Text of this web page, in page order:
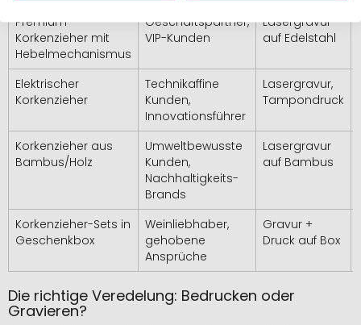
Premium-
Korkenzieher mit
Hebelmechanismus
Geschäftspartner,
VIP-Kunden
Lasergravur
auf Edelstahl
Elektrischer
Korkenzieher
Technikaffine
Kunden,
Innovationsführer
Lasergravur,
Tampondruck
Korkenzieher aus
Bambus/Holz
Umweltbewusste
Kunden,
Nachhaltigkeits-
Brands
Lasergravur
auf Bambus
Korkenzieher-Sets in
Geschenkbox
Weinliebhaber,
gehobene
Ansprüche
Gravur +
Druck auf Box
Die richtige Veredelung: Bedrucken oder
Gravieren?